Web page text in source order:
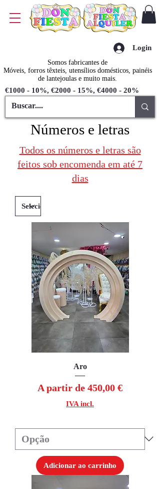
Somos fabricantes de
Móveis, forros têxteis, utensílios domésticos, painéis
de lantejoulas e muito mais.
€1000 - 10%, €2000 - 15%, €4000 - 20%
Login
Números e letras
Todos os números e letras são
feitos sob encomenda em até 7
dias
Aro
A partir de 450,00 €
Preço promocional
IVA incl.
Adicionar ao carrinho